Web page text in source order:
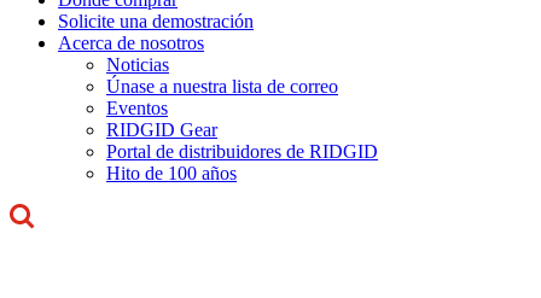
Solicite una demostración
Acerca de nosotros
Noticias
Únase a nuestra lista de correo
Eventos
RIDGID Gear
Portal de distribuidores de RIDGID
Hito de 100 años